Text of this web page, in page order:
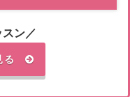
ン／
る